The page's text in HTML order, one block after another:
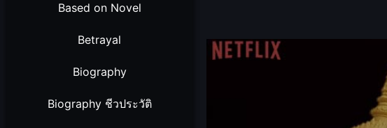
Based on Novel
Betrayal
Biography
Biography ชีวประวัติ